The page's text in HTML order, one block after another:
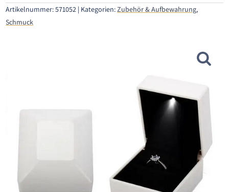
Artikelnummer:571052 Kategorien:Zubehör & Aufbewahrung,
Schmuck